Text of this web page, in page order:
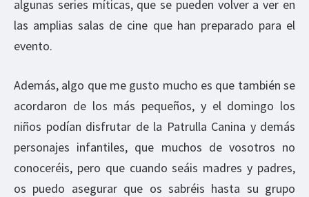
algunas series míticas, que se pueden volver a ver en
las amplias salas de cine que han preparado para el
evento.
Además, algo que me gusto mucho es que también se
acordaron de los más pequeños, y el domingo los
niños podían disfrutar de la Patrulla Canina y demás
personajes infantiles, que muchos de vosotros no
conoceréis, pero que cuando seáis madres y padres,
os puedo asegurar que os sabréis hasta su grupo